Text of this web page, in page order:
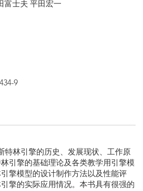
富士夫 平田宏一
9
特林引擎的历史、发展现状、工作原
引擎的基础理论及各类教学用引擎模
擎模型的设计制作方法以及性能评
擎的实际应用情况。本书具有很强的